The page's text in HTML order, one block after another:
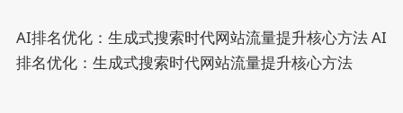
AI排名优化：生成式搜索时代网站流量提升核心方法AI
排名优化：生成式搜索时代网站流量提升核心方法